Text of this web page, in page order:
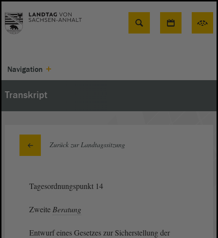
Suche
Navigation
Transkript
Zurück zur Landtagssitzung
Tagesordnungspunkt 14
Zweite Beratung
Entwurf eines Gesetzes zur Sicherstellung der